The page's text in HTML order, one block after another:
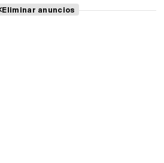
Eliminar anuncios